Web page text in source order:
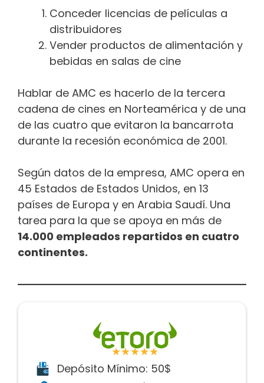
Conceder licencias de películas a
distribuidores
Vender productos de alimentación y
bebidas en salas de cine
Hablar de AMC es hacerlo de la tercera
cadena de cines en Norteamérica y de una
de las cuatro que evitaron la bancarrota
durante la recesión económica de 2001.
Según datos de la empresa, AMC opera en
45 Estados de Estados Unidos, en 13
países de Europa y en Arabia Saudí. Una
tarea para la que se apoya en más de
14.000 empleados repartidos en cuatro
continentes.
★★★★★
Depósito Mínimo: 50$